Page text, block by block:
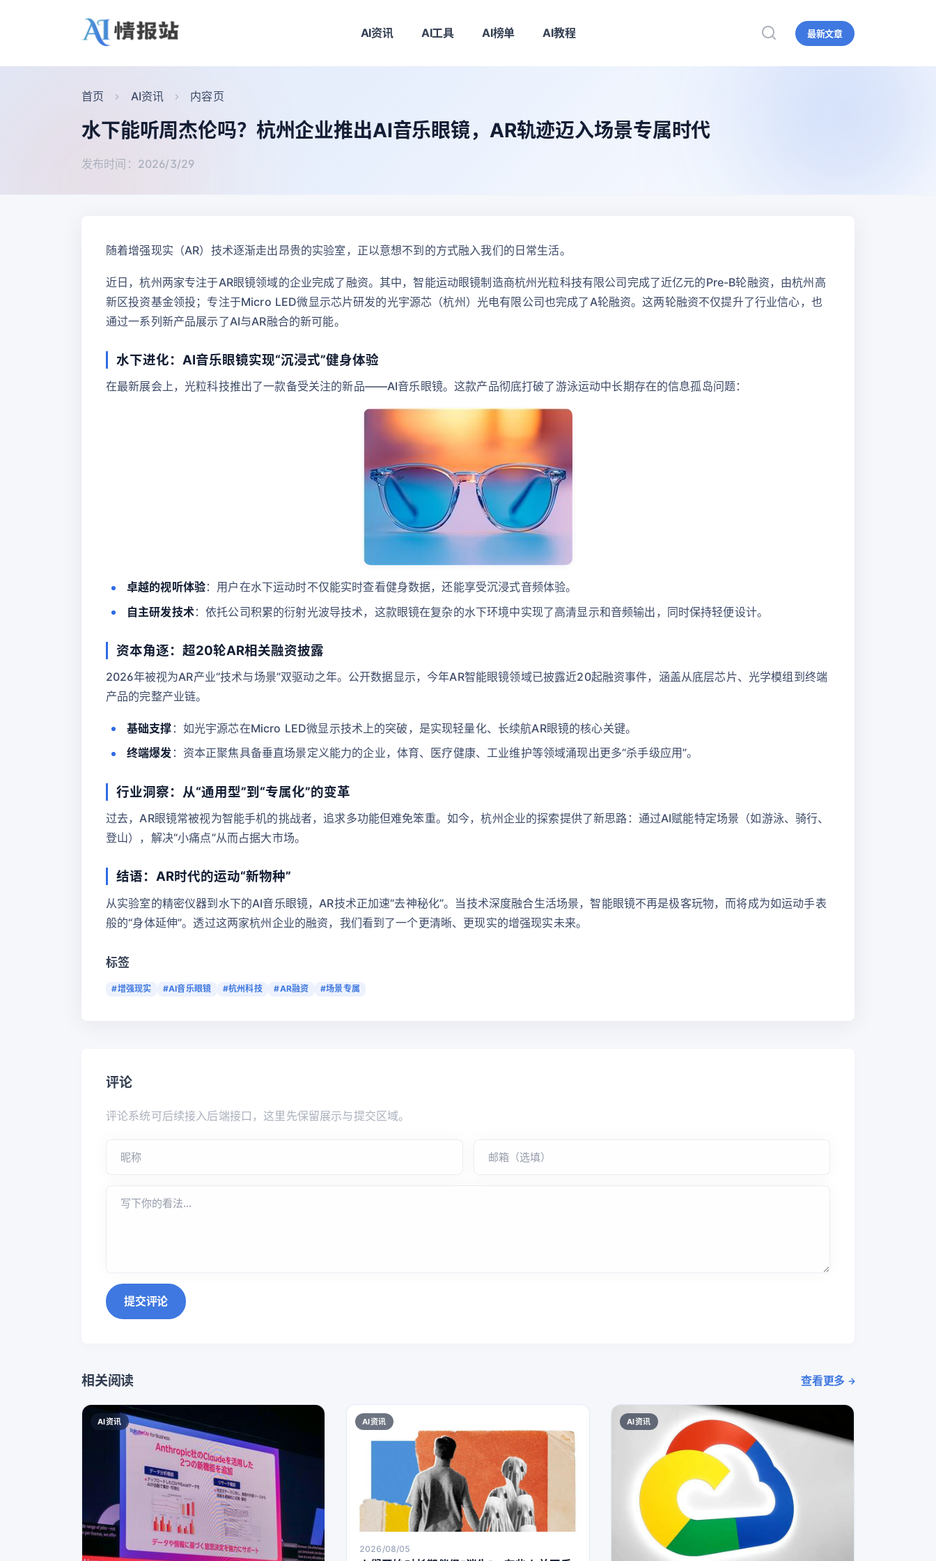
AI资讯 AI工具 AI榜单 AI教程 最新文章
首页 AI资讯 内容页
水下能听周杰伦吗？杭州企业推出AI音乐眼镜，AR轨迹迈入场景专属时代
发布时间：2026/3/29
随着增强现实（AR）技术逐渐走出昂贵的实验室，正以意想不到的方式融入我们的日常生活。
近日，杭州两家专注于AR眼镜领域的企业完成了融资。其中，智能运动眼镜制造商杭州光粒科技有限公司完成了近亿元的Pre-B轮融资，由杭州高
新区投资基金领投；专注于Micro LED微显示芯片研发的光宇源芯（杭州）光电有限公司也完成了A轮融资。这两轮融资不仅提升了行业信心，也
通过一系列新产品展示了AI与AR融合的新可能。
水下进化：AI音乐眼镜实现“沉浸式”健身体验
在最新展会上，光粒科技推出了一款备受关注的新品——AI音乐眼镜。这款产品彻底打破了游泳运动中长期存在的信息孤岛问题：
卓越的视听体验：用户在水下运动时不仅能实时查看健身数据，还能享受沉浸式音频体验。
自主研发技术：依托公司积累的衍射光波导技术，这款眼镜在复杂的水下环境中实现了高清显示和音频输出，同时保持轻便设计。
资本角逐：超20轮AR相关融资披露
2026年被视为AR产业“技术与场景”双驱动之年。公开数据显示，今年AR智能眼镜领域已披露近20起融资事件，涵盖从底层芯片、光学模组到终端
产品的完整产业链。
基础支撑 ：如光宇源芯在Micro LED微显示技术上的突破，是实现轻量化、长续航AR眼镜的核心关键。
终端爆发 ：资本正聚焦具备垂直场景定义能力的企业，体育、医疗健康、工业维护等领域涌现出更多“杀手级应用”。
行业洞察：从“通用型”到“专属化”的变革
过去，AR眼镜常被视为智能手机的挑战者，追求多功能但难免笨重。如今，杭州企业的探索提供了新思路：通过AI赋能特定场景（如游泳、骑行、
登山），解决“小痛点”从而占据大市场。
结语：AR时代的运动“新物种”
从实验室的精密仪器到水下的AI音乐眼镜，AR技术正加速“去神秘化”。当技术深度融合生活场景，智能眼镜不再是极客玩物，而将成为如运动手表
般的“身体延伸”。透过这两家杭州企业的融资，我们看到了一个更清晰、更现实的增强现实未来。
标签
#增强现实 #AI音乐眼镜 #杭州科技 #AR融资 #场景专属
评论
评论系统可后续接入后端接口，这里先保留展示与提交区域。
提交评论
相关阅读 查看更多
AI资讯 AI资讯
2026/08/05
AI资讯